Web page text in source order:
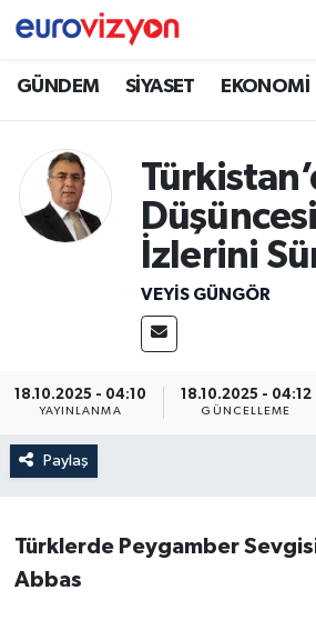
GÜNDEM SİYASET EKONOMİ
İzlerini
VEYIS GÜNGÖR
18.10.2025 - 04:10
YAYINLANMA
18.10.2025 - 04:12
GÜNCELLEME
Paylaş
Türklerde Peygamber
Abbas